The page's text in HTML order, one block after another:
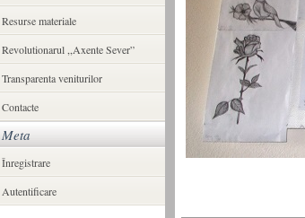
Resurse materiale
Revolutionarul ,,Axente Sever”
Transparenta veniturilor
Contacte
Meta
Înregistrare
Autentificare